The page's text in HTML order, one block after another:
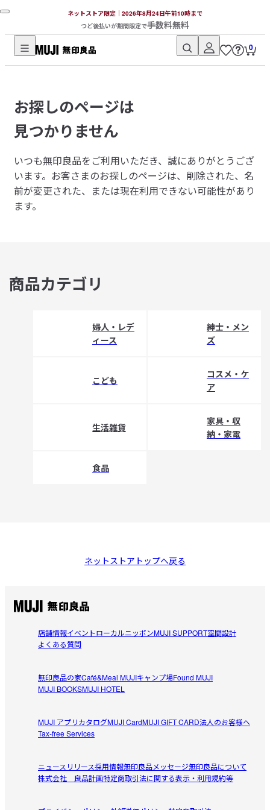
ネットストア限定｜2026年8月24日午前10時まで
つど後払いが期間限定で手数料無料
無
品
ネ
ッ
ト
ス
ト
ア
0
お探しのページは
見つかりません
いつも無印良品をご利用いただき、誠にありがとうござ
います。 お客さまのお探しのページは、削除された、名
前が変更された、または現在利用できない可能性があり
ます。
商品カテゴリ
婦人・レデ
ィース
紳士・メン
ズ
こども
コスメ・ケ
ア
生活雑貨
家具・収
納・家電
食品
ネットストアトップへ戻る
店舗情報イベントローカルニッポンMUJI SUPPORT空間設計
よくある質問
無印良品の家Café&Meal MUJIキャンプ場Found MUJI
MUJI BOOKSMUJI HOTEL
MUJI アプリカタログMUJI CardMUJI GIFT CARD法人のお客様へ
Tax-free Services
ニュースリリース採用情報無印良品メッセージ無印良品について
株式会社 良品計画特定商取引法に関する表示・利用規約等